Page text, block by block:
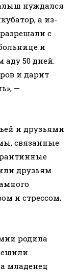
нуждался
а из-
с
и
аду 50 дней.
и дарит
—
и друзьями
связанные
друзьям
и стрессом,
родила
младенец